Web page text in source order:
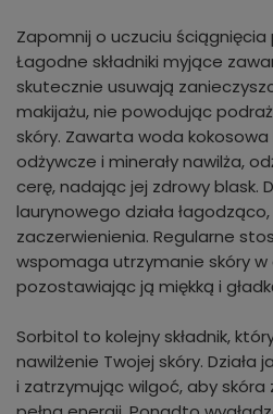
Zapomnij o uczuciu
Łagodne składniki myjące
skutecznie usuwają
makijażu, nie powodując
skóry. Zawarta woda
odżywcze i minerały nawilża,
cerę, nadając jej zdrowy blask.
laurynowego działa
zaczerwienienia. Regularne
wspomaga utrzymanie skóry w
pozostawiając ją miękką i
Sorbitol to kolejny składnik,
nawilżenie Twojej skóry. Działa
i zatrzymując wilgoć, aby skóra